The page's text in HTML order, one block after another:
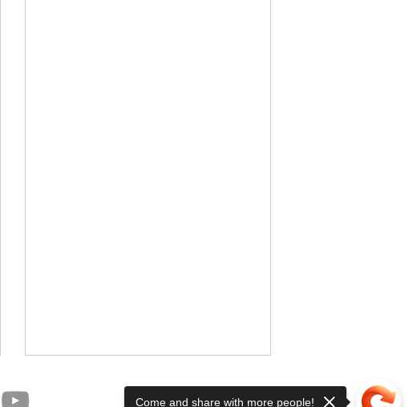
Come and share with more people!